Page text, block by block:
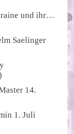
und ihr…
Saelinger
14.
1. Juli